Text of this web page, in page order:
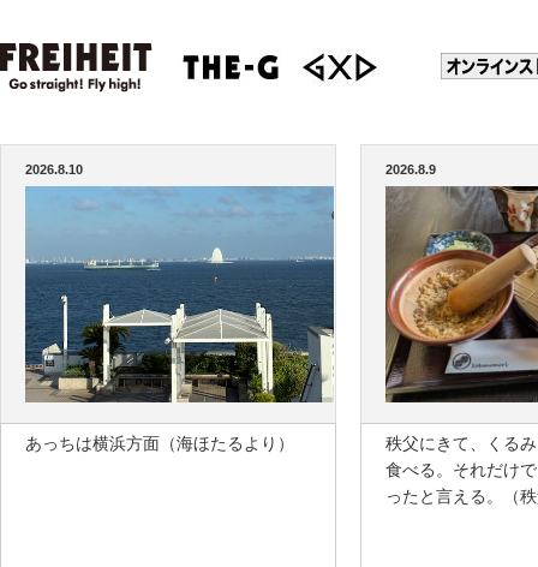
2026.8.10
あっちは横浜方面（海ほたるより）
2026.8.9
秩父にきて、くる
食べる。それだけ
ったと言える。（